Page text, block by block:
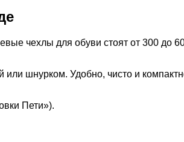
чехлы для обуви стоят от 300 до
шнурком. Удобно, чисто и
Пети»).